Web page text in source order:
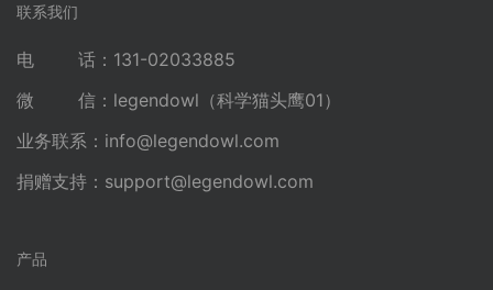
联系我们
电 话：131-02033885
微 信：legendowl（科学猫头鹰01）
业务联系： info@legendowl.com
捐赠支持： support@legendowl.com
产品